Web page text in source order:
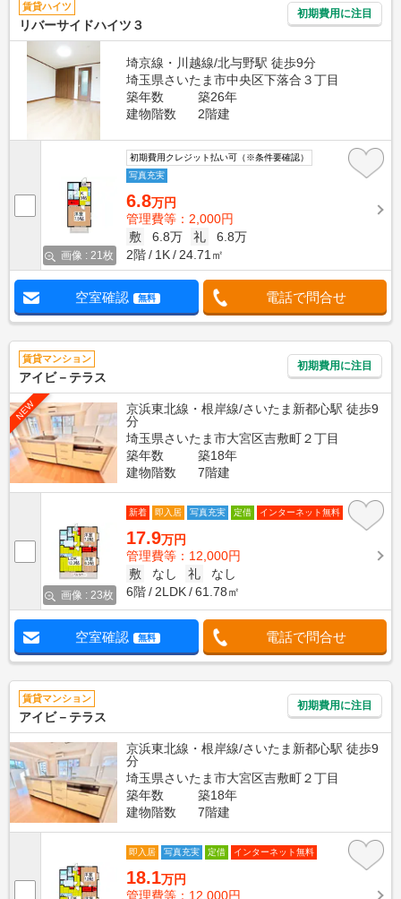
賃貸ハイツ
リバーサイドハイツ３
初期費用に注目
埼京線・川越線/北与野駅 徒歩9分
埼玉県さいたま市中央区下落合３丁目
築年数
築26年
建物階数
2階建
画像 : 21枚
初期費用クレジット払い可（※条件要確認）
写真充実
6.8万円
管理費等：2,000円
敷
6.8万 礼
6.8万
2階
1K 24.71㎡
空室確認 無料 電話で問合せ
賃貸マンション
アイビ－テラス
初期費用に注目
NEW
京浜東北線・根岸線/さいたま新都心駅 徒歩9
分
埼玉県さいたま市大宮区吉敷町２丁目
築年数
築18年
建物階数
7階建
画像 : 23枚
新着 即入居 写真充実 定借 インターネット無料
17.9万円
管理費等：12,000円
敷
なし 礼
なし
6階
2LDK 61.78㎡
空室確認 無料 電話で問合せ
賃貸マンション
アイビ－テラス
初期費用に注目
京浜東北線・根岸線/さいたま新都心駅 徒歩9
分
埼玉県さいたま市大宮区吉敷町２丁目
築年数
築18年
建物階数
7階建
即入居 写真充実 定借 インターネット無料
18.1万円
管理費等：12,000円